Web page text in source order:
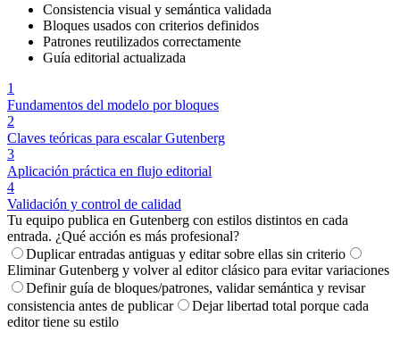
Consistencia visual y semántica validada
Bloques usados con criterios definidos
Patrones reutilizados correctamente
Guía editorial actualizada
1
Fundamentos del modelo por bloques
2
Claves teóricas para escalar Gutenberg
3
Aplicación práctica en flujo editorial
4
Validación y control de calidad
Tu equipo publica en Gutenberg con estilos distintos en cada
entrada. ¿Qué acción es más profesional?
Duplicar entradas antiguas y editar sobre ellas sin criterio
Eliminar Gutenberg y volver al editor clásico para evitar variaciones
Definir guía de bloques/patrones, validar semántica y revisar
consistencia antes de publicar
Dejar libertad total porque cada
editor tiene su estilo